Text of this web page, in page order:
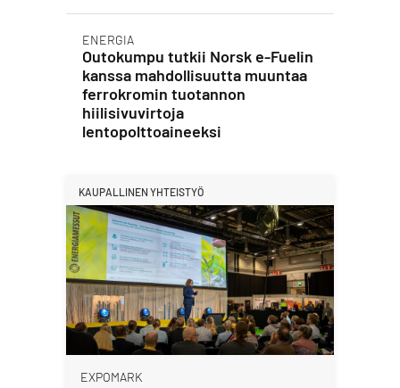
ENERGIA
Outokumpu tutkii Norsk e-Fuelin
kanssa mahdollisuutta muuntaa
ferrokromin tuotannon
hiilisivuvirtoja
lentopolttoaineeksi
KAUPALLINEN YHTEISTYÖ
EXPOMARK